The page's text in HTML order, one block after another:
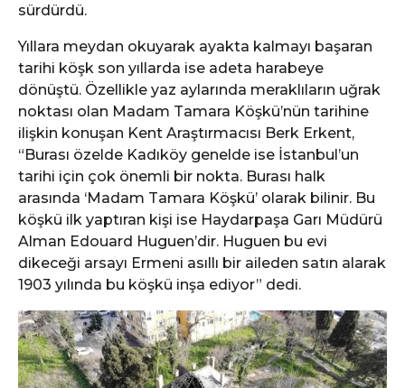
sürdürdü.
Yıllara meydan okuyarak ayakta kalmayı başaran
tarihi köşk son yıllarda ise adeta harabeye
dönüştü. Özellikle yaz aylarında meraklıların uğrak
noktası olan Madam Tamara Köşkü’nün tarihine
ilişkin konuşan Kent Araştırmacısı Berk Erkent,
“Burası özelde Kadıköy genelde ise İstanbul’un
tarihi için çok önemli bir nokta. Burası halk
arasında ‘Madam Tamara Köşkü’ olarak bilinir. Bu
köşkü ilk yaptıran kişi ise Haydarpaşa Garı Müdürü
Alman Edouard Huguen’dir. Huguen bu evi
dikeceği arsayı Ermeni asıllı bir aileden satın alarak
1903 yılında bu köşkü inşa ediyor” dedi.